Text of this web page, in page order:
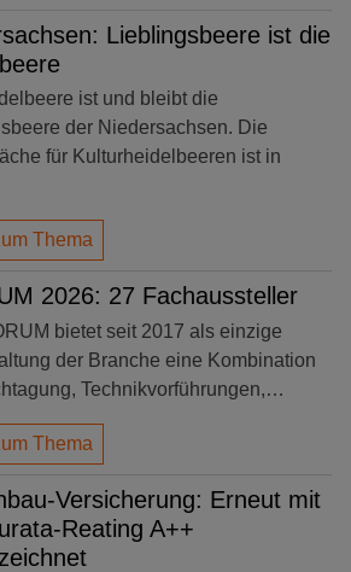
Lieblingsbeere ist die
ist und bleibt die
der Niedersachsen. Die
für Kulturheidelbeeren ist in
Thema
2026: 27 Fachaussteller
bietet seit 2017 als einzige
der Branche eine Kombination
Technikvorführungen,…
Thema
Versicherung: Erneut mit
Reating A++